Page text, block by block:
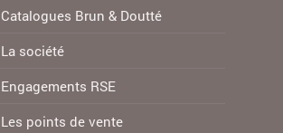
Catalogues Brun & Doutté
La société
Engagements RSE
Les points de vente